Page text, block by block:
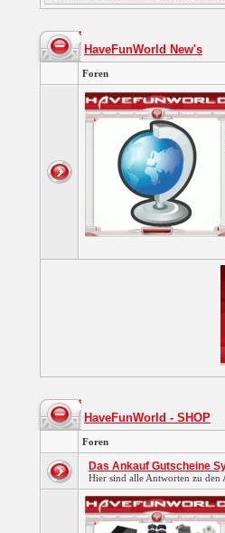
HaveFunWorld New's
Foren
HaveFunWorld - SHOP
Foren
Das Ankauf Gutscheine
Hier sind alle Antworten zu den